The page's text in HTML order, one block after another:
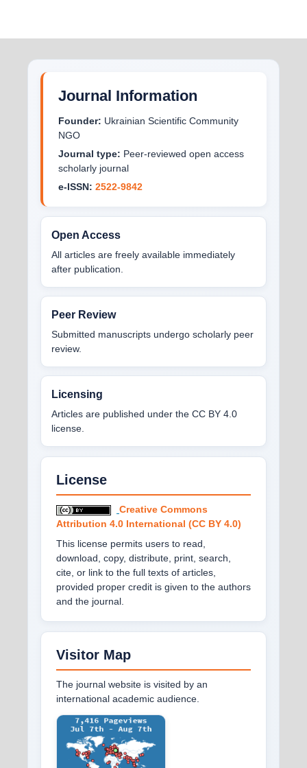
Journal Information
Founder: Ukrainian Scientific Community
NGO
Journal type: Peer-reviewed open access
scholarly journal
e-ISSN: 2522-9842
Open Access
All articles are freely available immediately
after publication.
Peer Review
Submitted manuscripts undergo scholarly peer
review.
Licensing
Articles are published under the CC BY 4.0
license.
License
Creative Commons
Attribution 4.0 International (CC BY 4.0)
This license permits users to read,
download, copy, distribute, print, search,
cite, or link to the full texts of articles,
provided proper credit is given to the authors
and the journal.
Visitor Map
The journal website is visited by an
international academic audience.